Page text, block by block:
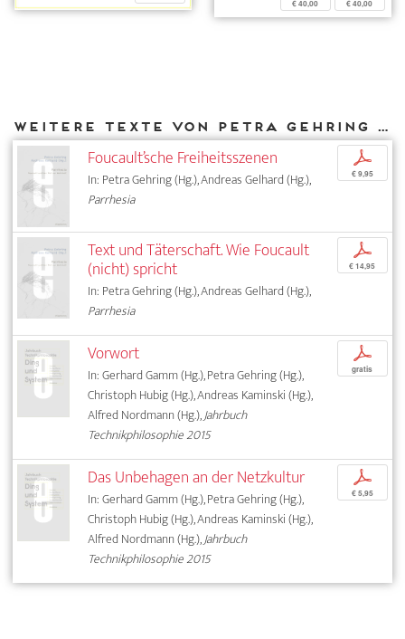
€ 40,00 € 40,00
Weitere Texte von Petra Gehring bei DIAPHANES
Foucault’sche Freiheitsszenen
In: Petra Gehring (Hg.), Andreas Gelhard (Hg.),
Parrhesia
p
€ 9,95
Text und Täterschaft. Wie Foucault
(nicht) spricht
In: Petra Gehring (Hg.), Andreas Gelhard (Hg.),
Parrhesia
p
€ 14,95
Vorwort
In: Gerhard Gamm (Hg.), Petra Gehring (Hg.),
Christoph Hubig (Hg.), Andreas Kaminski (Hg.),
Alfred Nordmann (Hg.),Jahrbuch
Technikphilosophie 2015
p
gratis
Das Unbehagen an der Netzkultur
In: Gerhard Gamm (Hg.), Petra Gehring (Hg.),
Christoph Hubig (Hg.), Andreas Kaminski (Hg.),
Alfred Nordmann (Hg.),Jahrbuch
Technikphilosophie 2015
p
€ 5,95